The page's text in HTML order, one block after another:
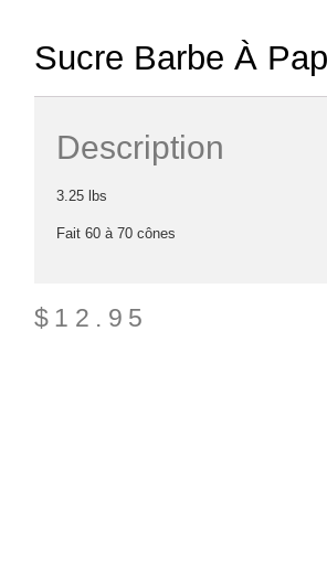
Sucre Barbe À
Description
3.25 lbs
Fait 60 à 70 cônes
$ 12.95